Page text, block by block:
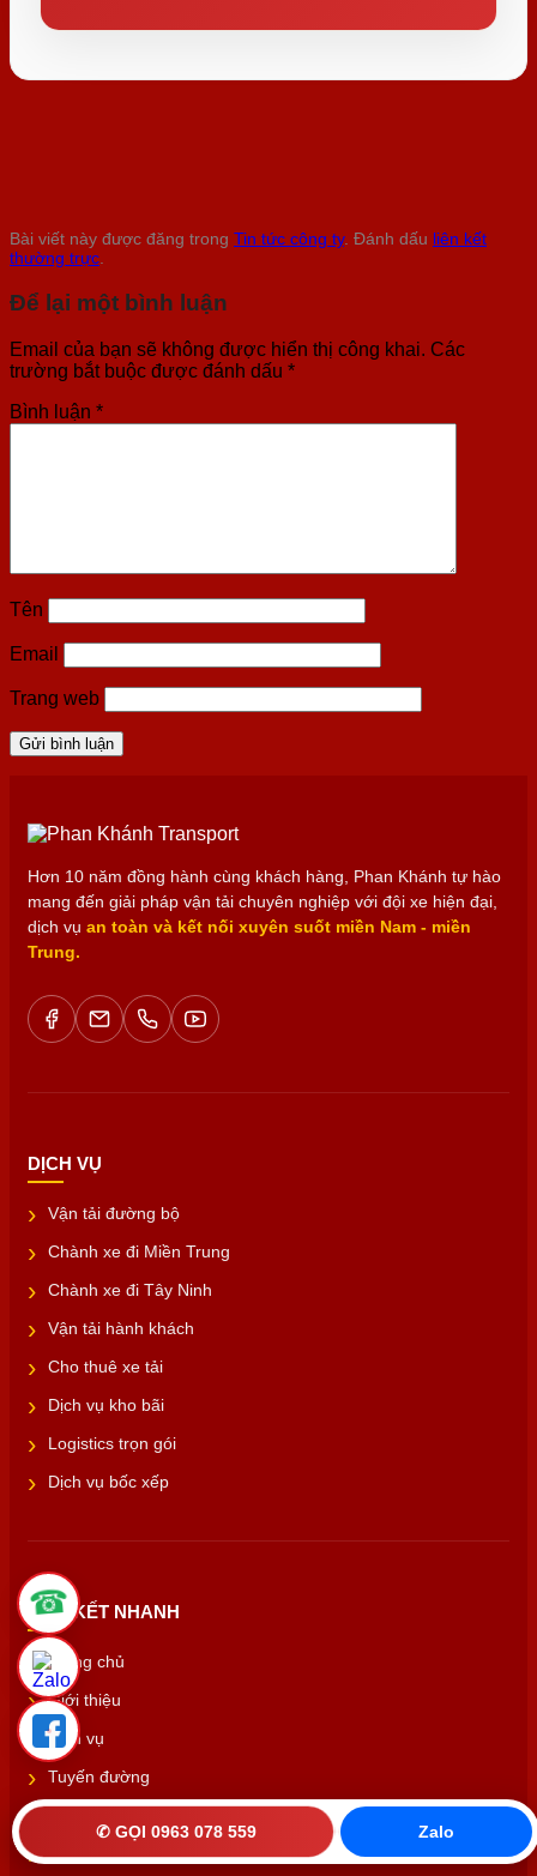
✆ GỌI 0963 078 559 Zalo
Bài viết này được đăng trong Tin tức công ty. Đánh dấu liên kết
thường trực.
Để lại một bình luận
Email của bạn sẽ không được hiển thị công khai. Các
trường bắt buộc được đánh dấu *
Bình luận *
Tên
Email
Trang web
Hơn 10 năm đồng hành cùng khách hàng, Phan Khánh tự hào
mang đến giải pháp vận tải chuyên nghiệp với đội xe hiện đại,
dịch vụ an toàn và kết nối xuyên suốt miền Nam - miền
Trung.
DỊCH VỤ
Vận tải đường bộ
Chành xe đi Miền Trung
Chành xe đi Tây Ninh
Vận tải hành khách
Cho thuê xe tải
Dịch vụ kho bãi
Logistics trọn gói
Dịch vụ bốc xếp
LIÊN KẾT NHANH
Trang chủ
Giới thiệu
Dịch vụ
Tuyến đường
Mặt hàng vận chuyển
☎